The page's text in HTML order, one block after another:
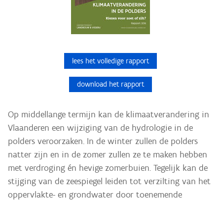
lees het volledige rapport
download het rapport
Op middellange termijn kan de klimaatverandering in
Vlaanderen een wijziging van de hydrologie in de
polders veroorzaken. In de winter zullen de polders
natter zijn en in de zomer zullen ze te maken hebben
met verdroging én hevige zomerbuien. Tegelijk kan de
stijging van de zeespiegel leiden tot verzilting van het
oppervlakte- en grondwater door toenemende